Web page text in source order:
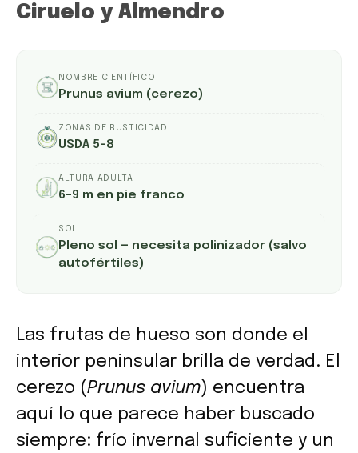
Ciruelo y Almendro
NOMBRE CIENTÍFICO
Prunus avium (cerezo)
ZONAS DE RUSTICIDAD
USDA 5–8
ALTURA ADULTA
6–9 m en pie franco
SOL
Pleno sol — necesita polinizador (salvo
autofértiles)
Las frutas de hueso son donde el
interior peninsular brilla de verdad. El
cerezo (Prunus avium) encuentra
aquí lo que parece haber buscado
siempre: frío invernal suficiente y un